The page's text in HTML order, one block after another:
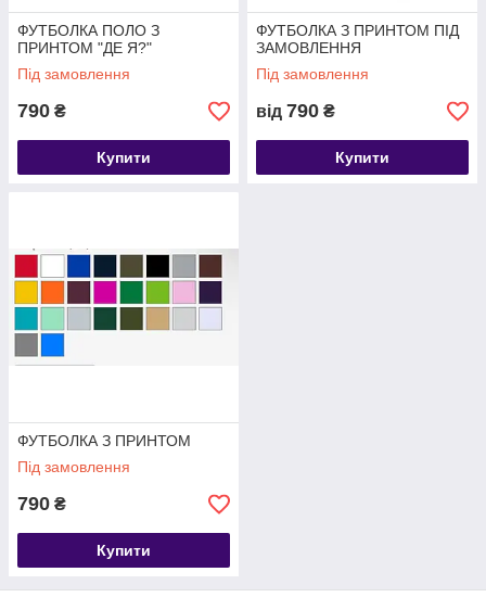
ФУТБОЛКА ПОЛО З
ПРИНТОМ "ДЕ Я?"
Під замовлення
790 ₴
Купити
ФУТБОЛКА З ПРИНТОМ ПІД
ЗАМОВЛЕННЯ
Під замовлення
від 790 ₴
Купити
ФУТБОЛКА З ПРИНТОМ
Під замовлення
790 ₴
Купити